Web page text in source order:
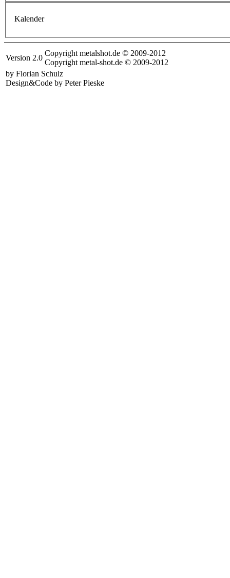
Kalender
Version 2.0
Copyright metalshot.de © 2009-2012
Copyright metal-shot.de © 2009-2012
by Florian Schulz
Design&Code by Peter Pieske